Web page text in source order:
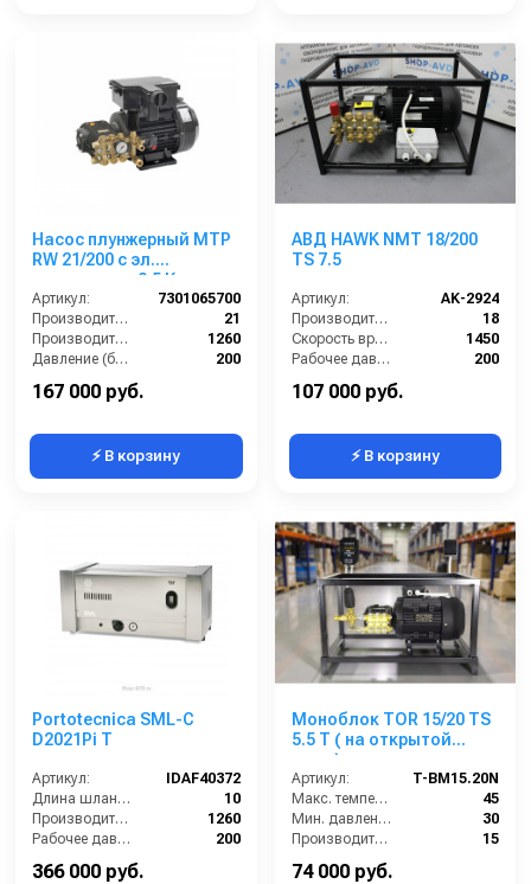
Насос плунжерный MTP
RW 21/200 с эл.
двигателем 8,5 Квт
220/380 В
Артикул:
7301065700
Производительность (л/мин):
21
Производительность (л/ч):
1260
Давление (бар):
200
167 000 руб.
⚡ В корзину
АВД HAWK NMT 18/200
TS 7.5
Артикул:
AK-2924
Производительность (л/мин):
18
Скорость вращения (об/мин):
1450
Рабочее давление (бар):
200
107 000 руб.
⚡ В корзину
Portotecnica SML-C
D2021Pi T
Артикул:
IDAF40372
Длина шланга ВД (м):
10
Производительность (л/ч):
1260
Рабочее давление (бар):
200
366 000 руб.
Моноблок TOR 15/20 TS
5.5 T ( на открытой
раме)
Артикул:
T-BM15.20N
Макс. температура воды (°C):
45
Мин. давление (бар):
30
Производительность (л/мин):
15
74 000 руб.